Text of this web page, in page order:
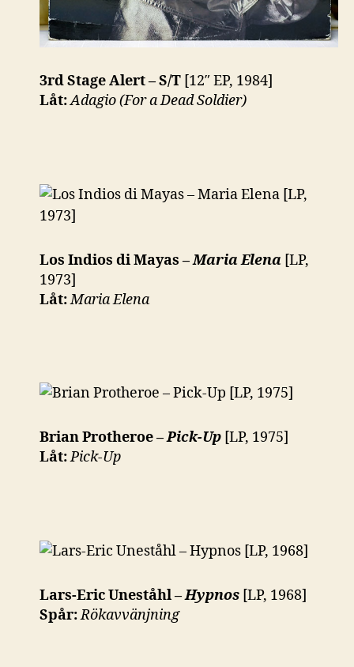
3rd Stage Alert – S/T [12″ EP, 1984]
Låt:Adagio (For a Dead Soldier)
Los Indios di Mayas –Maria Elena [LP,
1973]
Låt:Maria Elena
Brian Protheroe –Pick-Up [LP, 1975]
Låt:Pick-Up
Lars-Eric Uneståhl –Hypnos [LP, 1968]
Spår:Rökavvänjning